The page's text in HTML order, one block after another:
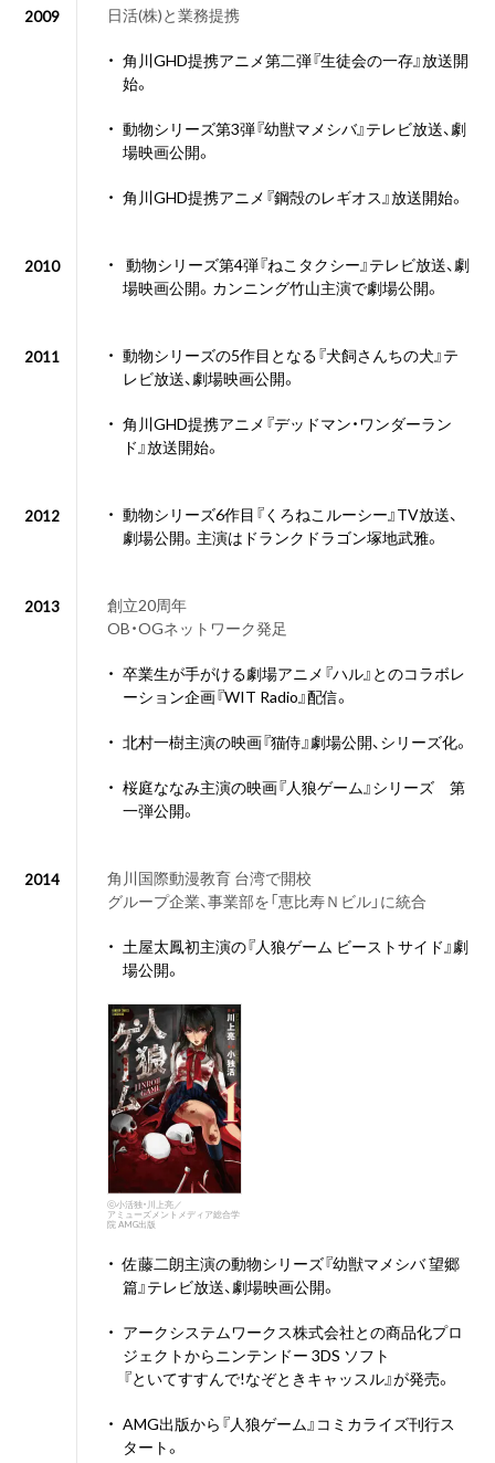
2009 日活(株)と業務提携
・ 角川GHD提携アニメ第二弾『生徒会の一存』放送開
始。
・ 動物シリーズ第3弾『幼獣マメシバ』テレビ放送、劇
場映画公開。
・ 角川GHD提携アニメ『鋼殻のレギオス』放送開始。
2010 ・ 動物シリーズ第4弾『ねこタクシー』テレビ放送、劇
場映画公開。カンニング竹山主演で劇場公開。
2011 ・ 動物シリーズの5作目となる『犬飼さんちの犬』テ
レビ放送、劇場映画公開。
・ 角川GHD提携アニメ『デッドマン・ワンダーラン
ド』放送開始。
2012 ・ 動物シリーズ6作目『くろねこルーシー』TV放送、
劇場公開。主演はドランクドラゴン塚地武雅。
2013
創立20周年
OB・OGネットワーク発足
・ 卒業生が手がける劇場アニメ『ハル』とのコラボレ
ーション企画『WIT Radio』配信。
・ 北村一樹主演の映画『猫侍』劇場公開、シリーズ化。
・ 桜庭ななみ主演の映画『人狼ゲーム』シリーズ 第
一弾公開。
2014
角川国際動漫教育 台湾で開校
グループ企業、事業部を「恵比寿Ｎビル」に統合
・ 土屋太鳳初主演の『人狼ゲーム ビーストサイド』劇
場公開。
ⓒ小活独・川上亮／
アミューズメントメディア総合学
院 AMG出版
・ 佐藤二朗主演の動物シリーズ『幼獣マメシバ 望郷
篇』テレビ放送、劇場映画公開。
・ アークシステムワークス株式会社との商品化プロ
ジェクトからニンテンドー 3DS ソフト
『といてすすんで!なぞときキャッスル』が発売。
・ AMG出版から『人狼ゲーム』コミカライズ刊行ス
タート。